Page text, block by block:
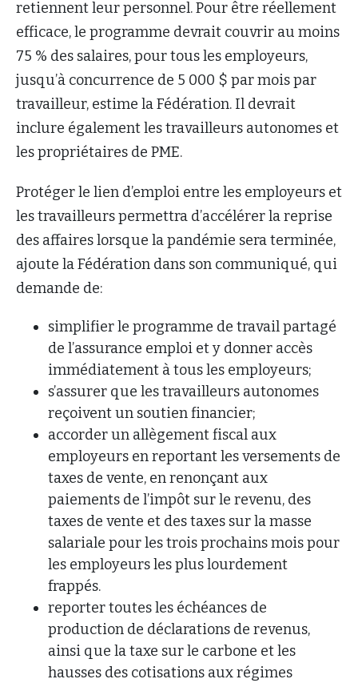
retiennent leur personnel. Pour être réellement
efficace, le programme devrait couvrir au moins
75 % des salaires, pour tous les employeurs,
jusqu’à concurrence de 5 000 $ par mois par
travailleur, estime la Fédération. Il devrait
inclure également les travailleurs autonomes et
les propriétaires de PME.
Protéger le lien d’emploi entre les employeurs et
les travailleurs permettra d’accélérer la reprise
des affaires lorsque la pandémie sera terminée,
ajoute la Fédération dans son communiqué, qui
demande de:
simplifier le programme de travail partagé
de l’assurance emploi et y donner accès
immédiatement à tous les employeurs;
s’assurer que les travailleurs autonomes
reçoivent un soutien financier;
accorder un allègement fiscal aux
employeurs en reportant les versements de
taxes de vente, en renonçant aux
paiements de l’impôt sur le revenu, des
taxes de vente et des taxes sur la masse
salariale pour les trois prochains mois pour
les employeurs les plus lourdement
frappés.
reporter toutes les échéances de
production de déclarations de revenus,
ainsi que la taxe sur le carbone et les
hausses des cotisations aux régimes